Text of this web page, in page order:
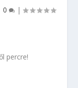
0 |
percre!